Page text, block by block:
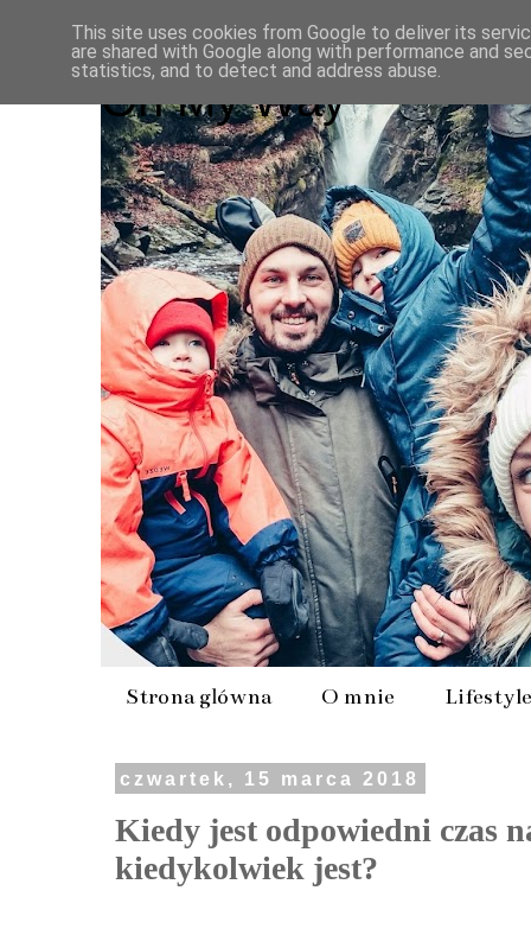
On My Way
Strona główna O mnie Lifestyle
czwartek, 15 marca 2018
Kiedy jest odpowiedni czas
kiedykolwiek jest?
This site uses cookies from Google to deliver its
are shared with Google along with performance and
statistics, and to detect and address abuse.